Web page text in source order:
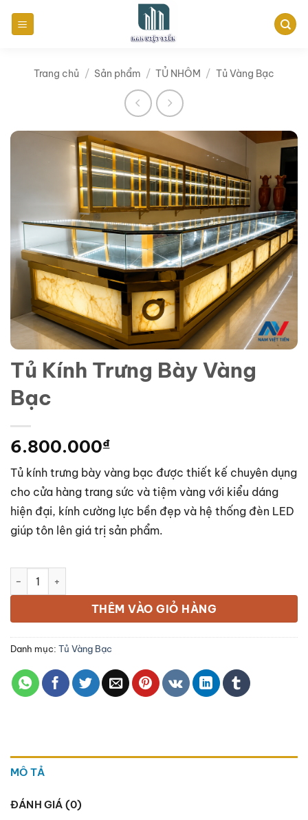
qua
Trang chủ / Sản phẩm / TỦ NHÔM / Tủ Vàng Bạc
Tủ Kính Trưng Bày Vàng
Bạc
6.800.000₫
Tủ kính trưng bày vàng bạc được thiết kế chuyên dụng
cho cửa hàng trang sức và tiệm vàng với kiểu dáng
hiện đại, kính cường lực bền đẹp và hệ thống đèn LED
giúp tôn lên giá trị sản phẩm.
Tủ Kính Trưng Bày Vàng Bạc số lượng
THÊM VÀO GIỎ HÀNG
Danh mục: Tủ Vàng Bạc
MÔ TẢ
ĐÁNH GIÁ (0)